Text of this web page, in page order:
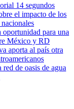
14 segundos
el impacto de los
para una
México y RD
aporta al país otra
de oasis de agua